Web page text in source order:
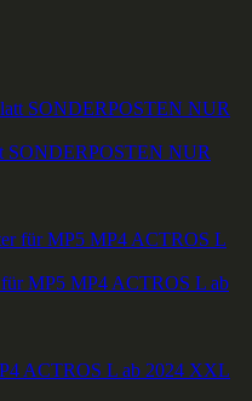
SONDERPOSTEN NUR
MP5 MP4 ACTROS L ab